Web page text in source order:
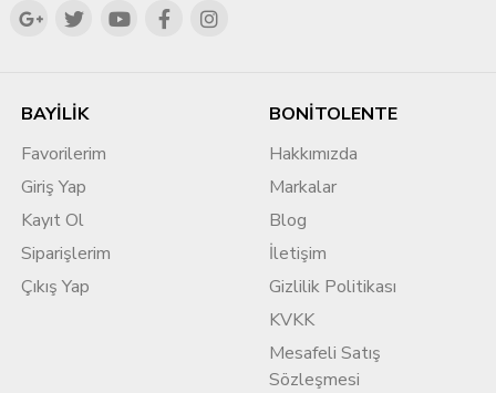
BAYİLİK
Favorilerim
Giriş Yap
Kayıt Ol
Siparişlerim
Çıkış Yap
BONİTOLENTE
Hakkımızda
Markalar
Blog
İletişim
Gizlilik Politikası
KVKK
Mesafeli Satış
Sözleşmesi